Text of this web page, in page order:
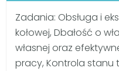
Zadania: Obsługa i
kołowej, Dbałość o
własnej oraz
pracy, Kontrola stanu